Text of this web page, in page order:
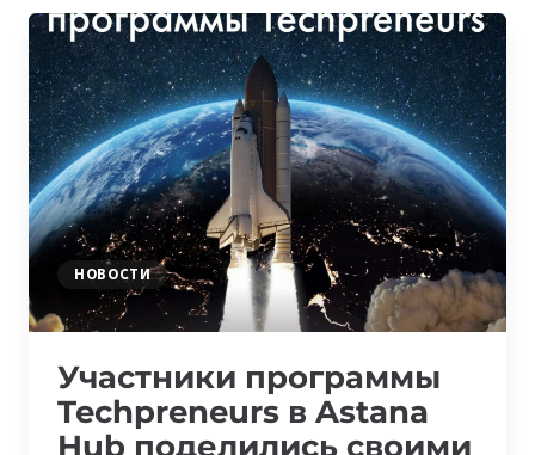
ПАРТНЕРОМ
ASTANA
HUB
В
РАМКАХ
ПРОГРАММЫ
«РЕСУРСЫ
ПАРТНЕРОВ»
НОВОСТИ
Участники программы
Techpreneurs в Astana
Hub поделились своими